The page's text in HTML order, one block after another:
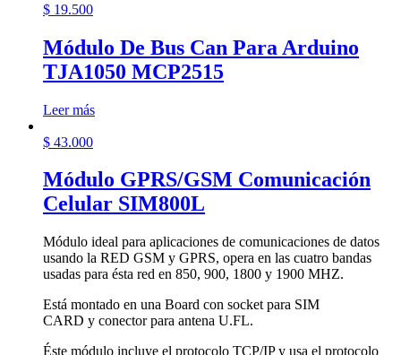
$ 19.500
Módulo De Bus Can Para Arduino
TJA1050 MCP2515
Leer más
$ 43.000
Módulo GPRS/GSM Comunicación
Celular SIM800L
Módulo ideal para aplicaciones de comunicaciones de datos
usando la RED GSM y GPRS, opera en las cuatro bandas
usadas para ésta red en 850, 900, 1800 y 1900 MHZ.
Está montado en una Board con socket para SIM
CARD y conector para antena U.FL.
Éste módulo incluye el protocolo TCP/IP y usa el protocolo